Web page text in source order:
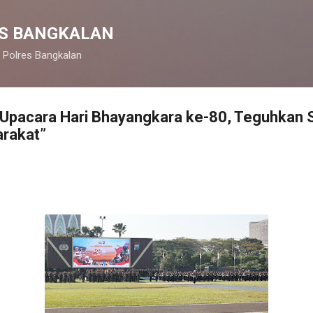
BANGKALAN
Bangkalan
Hari Bhayangkara ke-80, Teguhkan